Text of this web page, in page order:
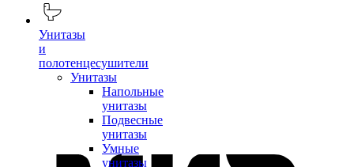
Унитазы
и
полотенцесушители
Унитазы
Напольные
унитазы
Подвесные
унитазы
Умные
унитазы